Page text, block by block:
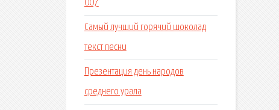
007
Самый лучший горячий шоколад
текст песни
Презентация день народов
среднего урала